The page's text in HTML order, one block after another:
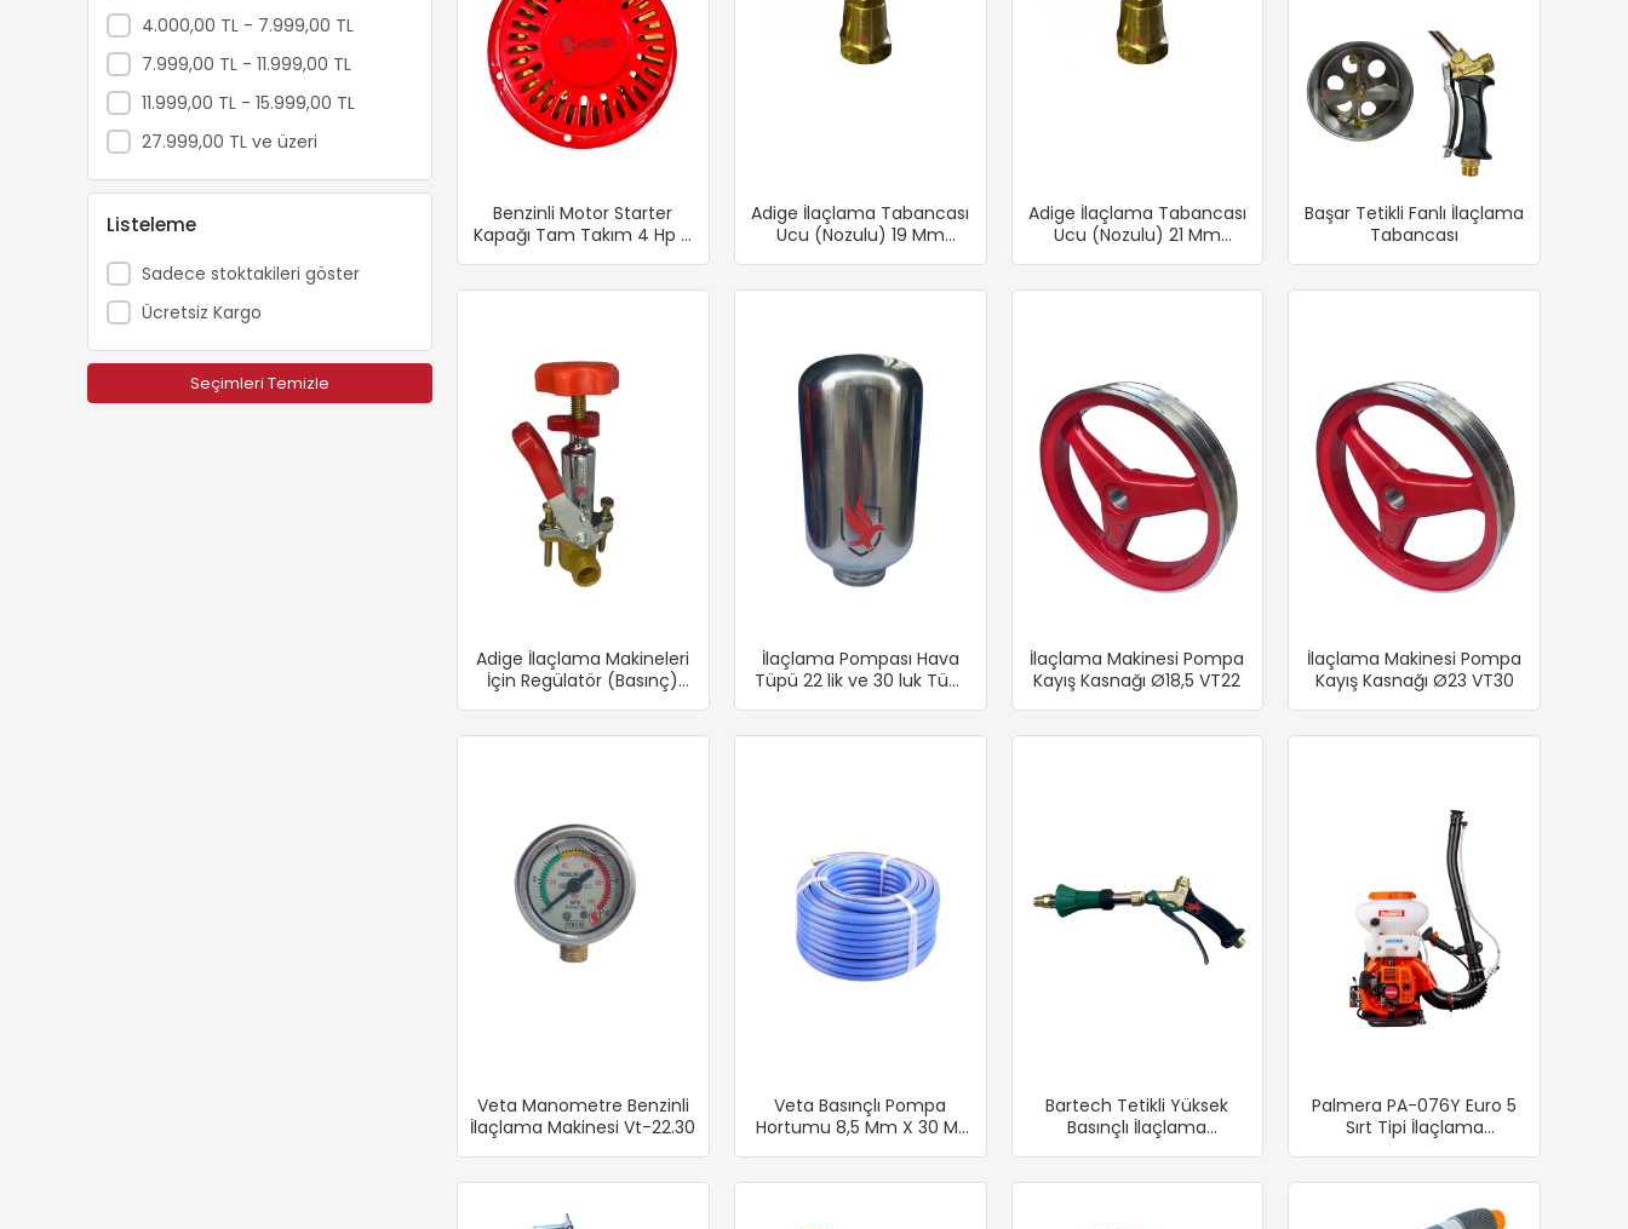
4.000,00 TL - 7.999,00 TL
7.999,00 TL - 11.999,00 TL
11.999,00 TL - 15.999,00 TL
27.999,00 TL ve üzeri
Listeleme
Sadece stoktakileri göster
Ücretsiz Kargo
Seçimleri Temizle
Benzinli Motor Starter
Kapağı Tam Takım 4 Hp 7
Adige İlaçlama Tabancası
Ucu (Nozulu) 19 Mm
Adige İlaçlama Tabancası
Ucu (Nozulu) 21 Mm
Başar Tetikli Fanlı İlaçlama
Tabancası
Adige İlaçlama Makineleri
İçin Regülatör (Basınç)
İlaçlama Pompası Hava
Tüpü 22 lik ve 30 luk Tüm
İlaçlama Makinesi Pompa
Kayış Kasnağı Ø18,5 VT22
İlaçlama Makinesi Pompa
Kayış Kasnağı Ø23 VT30
Veta Manometre Benzinli
İlaçlama Makinesi Vt-22.30
Veta Basınçlı Pompa
Hortumu 8,5 Mm X 30 Mt
Bartech Tetikli Yüksek
Basınçlı İlaçlama
Palmera PA-076Y Euro 5
Sırt Tipi İlaçlama